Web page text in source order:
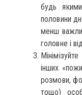
будь
половини
менш
головне і
інших
розмови,
тощо)